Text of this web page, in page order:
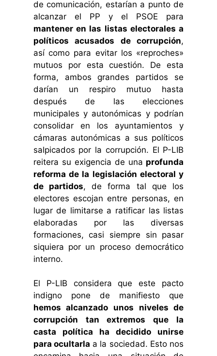
de comunicación, estarían a punto de
alcanzar el PP y el PSOE para
mantener en las listas electorales a
políticos acusados de corrupción,
así como para evitar los «reproches»
mutuos por esta cuestión. De esta
forma, ambos grandes partidos se
darían un respiro mutuo hasta
después de las elecciones
municipales y autonómicas y podrían
consolidar en los ayuntamientos y
cámaras autonómicas a sus políticos
salpicados por la corrupción. El P-LIB
reitera su exigencia de una profunda
reforma de la legislación electoral y
de partidos, de forma tal que los
electores escojan entre personas, en
lugar de limitarse a ratificar las listas
elaboradas por las diversas
formaciones, casi siempre sin pasar
siquiera por un proceso democrático
interno.
El P-LIB considera que este pacto
indigno pone de manifiesto que
hemos alcanzado unos niveles de
corrupción tan extremos que la
casta política ha decidido unirse
para ocultarla a la sociedad. Esto nos